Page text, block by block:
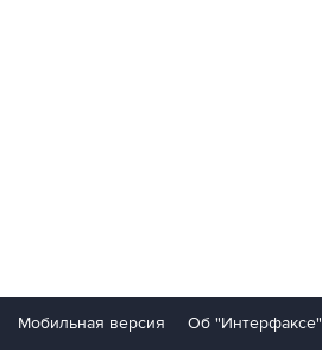
Мобильная версия Об "Интерфаксе"